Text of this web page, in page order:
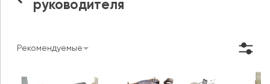
руководителя
Рекомендуемые